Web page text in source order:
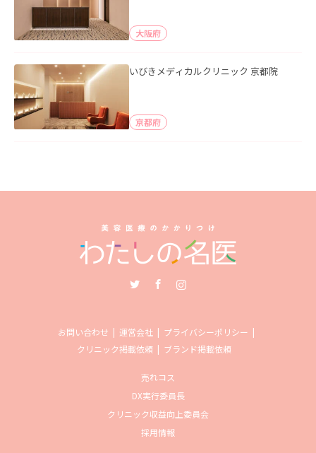
大阪府
いびきメディカルクリニック 京都院
京都府
お問い合わせ 運営会社
プライバシーポリシー
クリニック掲載依頼
ブランド掲載依頼
売れコス
DX実行委員長
クリニック収益向上委員会
採用情報